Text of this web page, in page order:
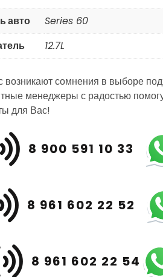
авто
Series 60
12.7L
возникают сомнения в выборе
менеджеры с радостью
для Вас!
8 900 591 10 33
8 961 602 22 52
8 961 602 22 54